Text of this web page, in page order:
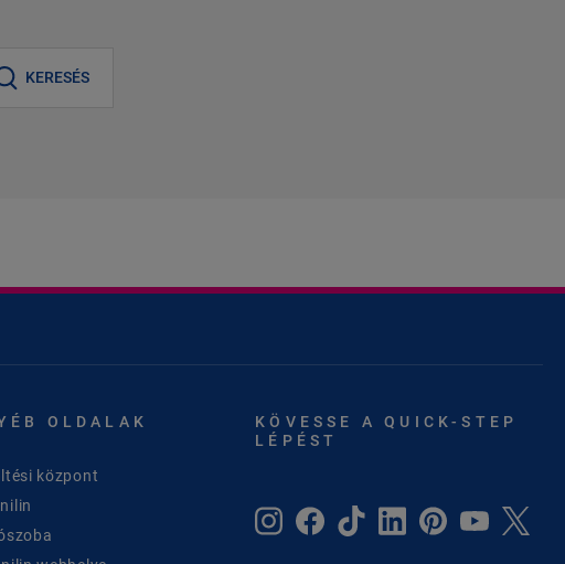
KERESÉS
OLDALAK
központ
KÖVESSE A QUICK-STEP
LÉPÉST